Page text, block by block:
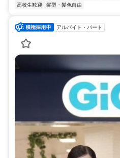
高校生歓迎
髪型・髪色自由
アルバイト・パート